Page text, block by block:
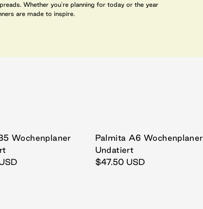
Whether you're planning for today or the year
are made to inspire.
Wochenplaner
Palmita A6 Wochenplaner
Undatiert
$47.50 USD